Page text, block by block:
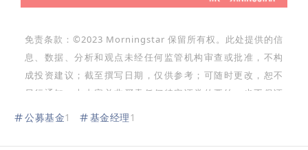
免责条款：©2023 Morningstar 保留所有权。此处提供的信
息、数据、分析和观点未经任何监管机构审查或批准，不构
成投资建议；截至撰写日期，仅供参考；可随时更改，恕不
另行通知。本内容并非买卖任何特定证券的要约，也不保证
其正确性、完整性或准确性。过往表现不保证未来结果。
标。这里的内容包含 Morningstar 的专有资料；未经
公募基金1 基金经理1